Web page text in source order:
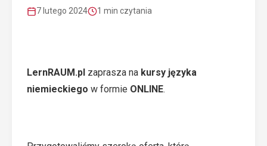
7 lutego 2024 1 min czytania
LernRAUM.pl zaprasza na kursy języka
niemieckiego w formie ONLINE.